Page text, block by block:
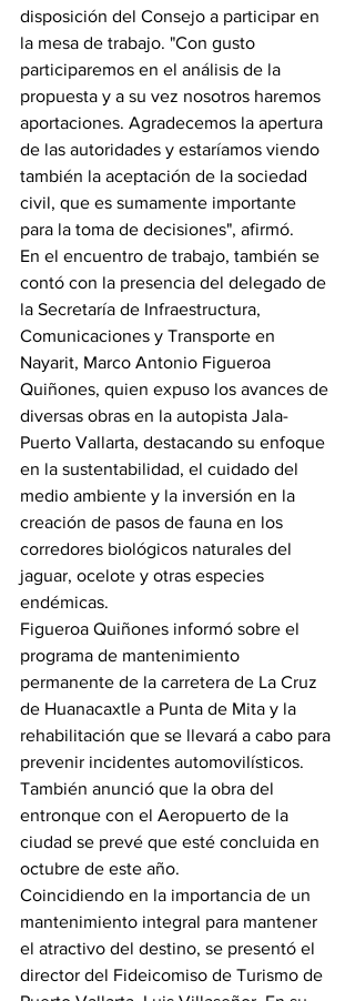
disposición del Consejo a participar en
la mesa de trabajo. "Con gusto
participaremos en el análisis de la
propuesta y a su vez nosotros haremos
aportaciones. Agradecemos la apertura
de las autoridades y estaríamos viendo
también la aceptación de la sociedad
civil, que es sumamente importante
para la toma de decisiones", afirmó.
En el encuentro de trabajo, también se
contó con la presencia del delegado de
la Secretaría de Infraestructura,
Comunicaciones y Transporte en
Nayarit, Marco Antonio Figueroa
Quiñones, quien expuso los avances de
diversas obras en la autopista Jala-
Puerto Vallarta, destacando su enfoque
en la sustentabilidad, el cuidado del
medio ambiente y la inversión en la
creación de pasos de fauna en los
corredores biológicos naturales del
jaguar, ocelote y otras especies
endémicas.
Figueroa Quiñones informó sobre el
programa de mantenimiento
permanente de la carretera de La Cruz
de Huanacaxtle a Punta de Mita y la
rehabilitación que se llevará a cabo para
prevenir incidentes automovilísticos.
También anunció que la obra del
entronque con el Aeropuerto de la
ciudad se prevé que esté concluida en
octubre de este año.
Coincidiendo en la importancia de un
mantenimiento integral para mantener
el atractivo del destino, se presentó el
director del Fideicomiso de Turismo de